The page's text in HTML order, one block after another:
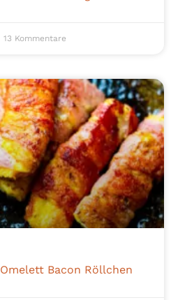
13 Kommentare
Bacon Röllchen